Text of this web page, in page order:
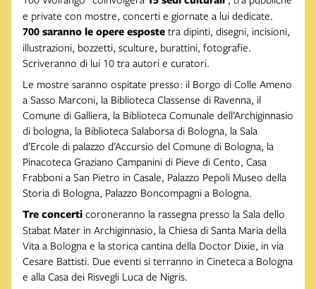
e private con mostre, concerti e giornate a lui dedicate.
700 saranno le opere esposte tra dipinti, disegni, incisioni,
illustrazioni, bozzetti, sculture, burattini, fotografie.
Scriveranno di lui 10 tra autori e curatori.
Le mostre saranno ospitate presso: il Borgo di Colle Ameno
a Sasso Marconi, la Biblioteca Classense di Ravenna, il
Comune di Galliera, la Biblioteca Comunale dell’Archiginnasio
di bologna, la Biblioteca Salaborsa di Bologna, la Sala
d’Ercole di palazzo d’Accursio del Comune di Bologna, la
Pinacoteca Graziano Campanini di Pieve di Cento, Casa
Frabboni a San Pietro in Casale, Palazzo Pepoli Museo della
Storia di Bologna, Palazzo Boncompagni a Bologna.
Tre concerti coroneranno la rassegna presso la Sala dello
Stabat Mater in Archiginnasio, la Chiesa di Santa Maria della
Vita a Bologna e la storica cantina della Doctor Dixie, in via
Cesare Battisti. Due eventi si terranno in Cineteca a Bologna
e alla Casa dei Risvegli Luca de Nigris.